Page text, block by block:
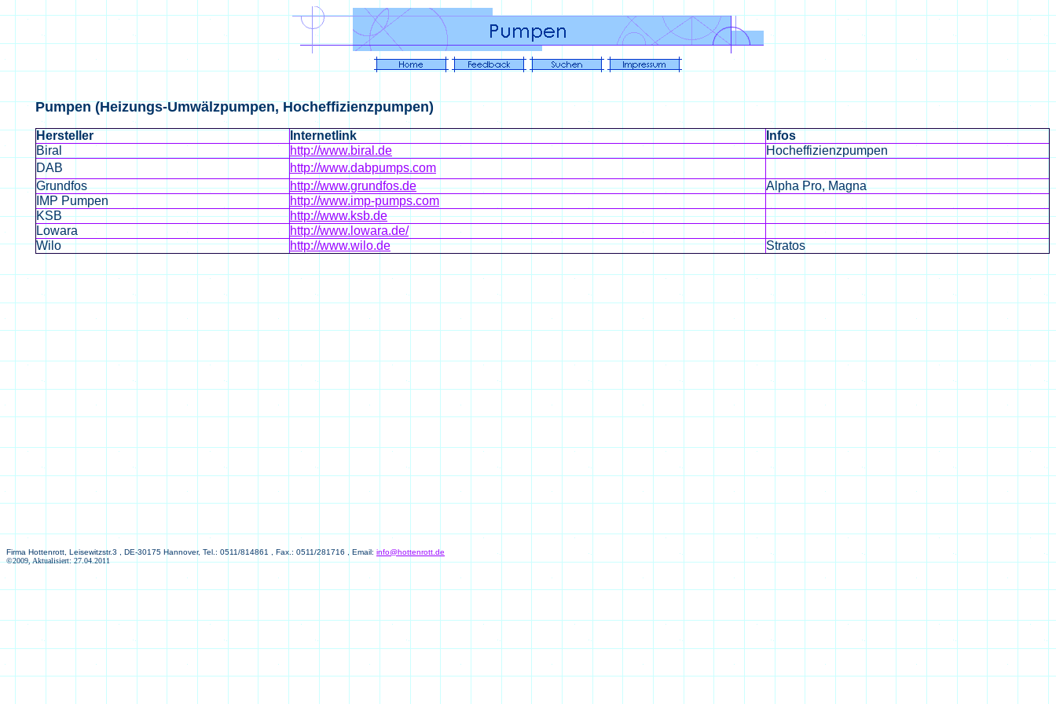
Pumpen (Heizungs-Umwälzpumpen, Hocheffizienzpumpen)
Hersteller Internetlink
Infos
Biral
http://www.biral.de
Hocheffizienzpumpen
DAB
http://www.dabpumps.com
Grundfos
http://www.grundfos.de
Alpha Pro, Magna
IMP Pumpen
http://www.imp-pumps.com
KSB
http://www.ksb.de
Lowara
http://www.lowara.de/
Wilo
http://www.wilo.de Stratos
Firma Hottenrott, Leisewitzstr.3 , DE-30175 Hannover, Tel.: 0511/814861 , Fax.: 0511/281716 , Email: info@hottenrott.de
©2009, Aktualisiert: 27.04.2011